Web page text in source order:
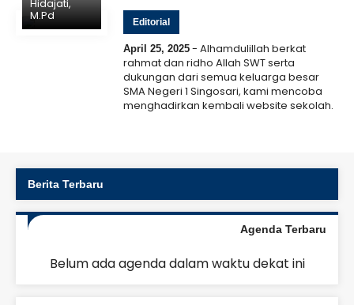
Hidajati,
M.Pd Editorial
April 25, 2025 - Alhamdulillah berkat
rahmat dan ridho Allah SWT serta
dukungan dari semua keluarga besar
SMA Negeri 1 Singosari, kami mencoba
menghadirkan kembali website sekolah.
Berita Terbaru
Agenda Terbaru
Belum ada agenda dalam waktu dekat ini